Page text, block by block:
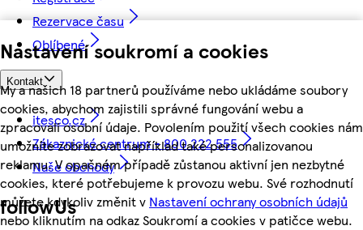
Nastavení soukromí a cookies
My a našich 18 partnerů používáme nebo ukládáme soubory
cookies, abychom zajistili správné fungování webu a
zpracovali osobní údaje. Povolením použití všech cookies nám
umožníte zobrazovat například také personalizovanou
reklamu. V opačném případě zůstanou aktivní jen nezbytné
cookies, které potřebujeme k provozu webu. Své rozhodnutí
můžete kdykoliv změnit v Nastavení ochrany osobních údajů
nebo kliknutím na odkaz Soukromí a cookies v patičce webu.
Rezervace času
Oblíbené
Kontakt
itesco.cz
Zákaznické centrum - 800 222 555
Naše obchody
followUs